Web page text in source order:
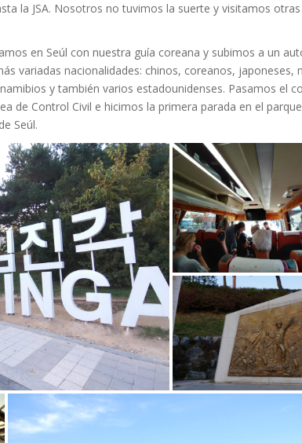
la JSA. Nosotros no tuvimos la suerte y visitamos
en Seúl con nuestra guía coreana y subimos a un
variadas nacionalidades: chinos, coreanos, japoneses,
y también varios estadounidenses. Pasamos el
de Control Civil e hicimos la primera parada en el
Seúl.